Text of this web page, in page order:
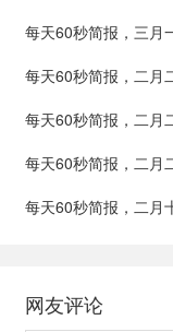
每天60秒简报，三月
每天60秒简报，二月
每天60秒简报，二月
每天60秒简报，二月
每天60秒简报，二月
网友评论